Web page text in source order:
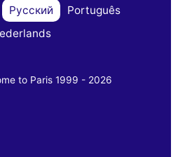
Русский
Português
to Paris 1999 - 2026